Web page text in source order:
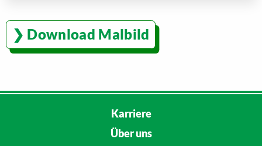
Download Malbild
Karriere
Über uns